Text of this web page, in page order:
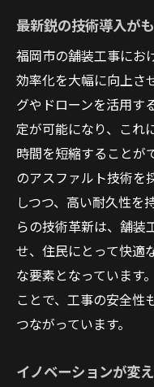
最新鋭の技術導入が
福岡市の舗装工事にお
効率化を大幅に向上さ
グやドローンを活用す
定が可能になり、これ
時間を短縮することが
のアスファルト技術を
しつつ、高い耐久性を
らの技術革新は、舗装
せ、住民にとって快適
な要素となっています
ことで、工事の安全性
つながっています。
イノベーションが変